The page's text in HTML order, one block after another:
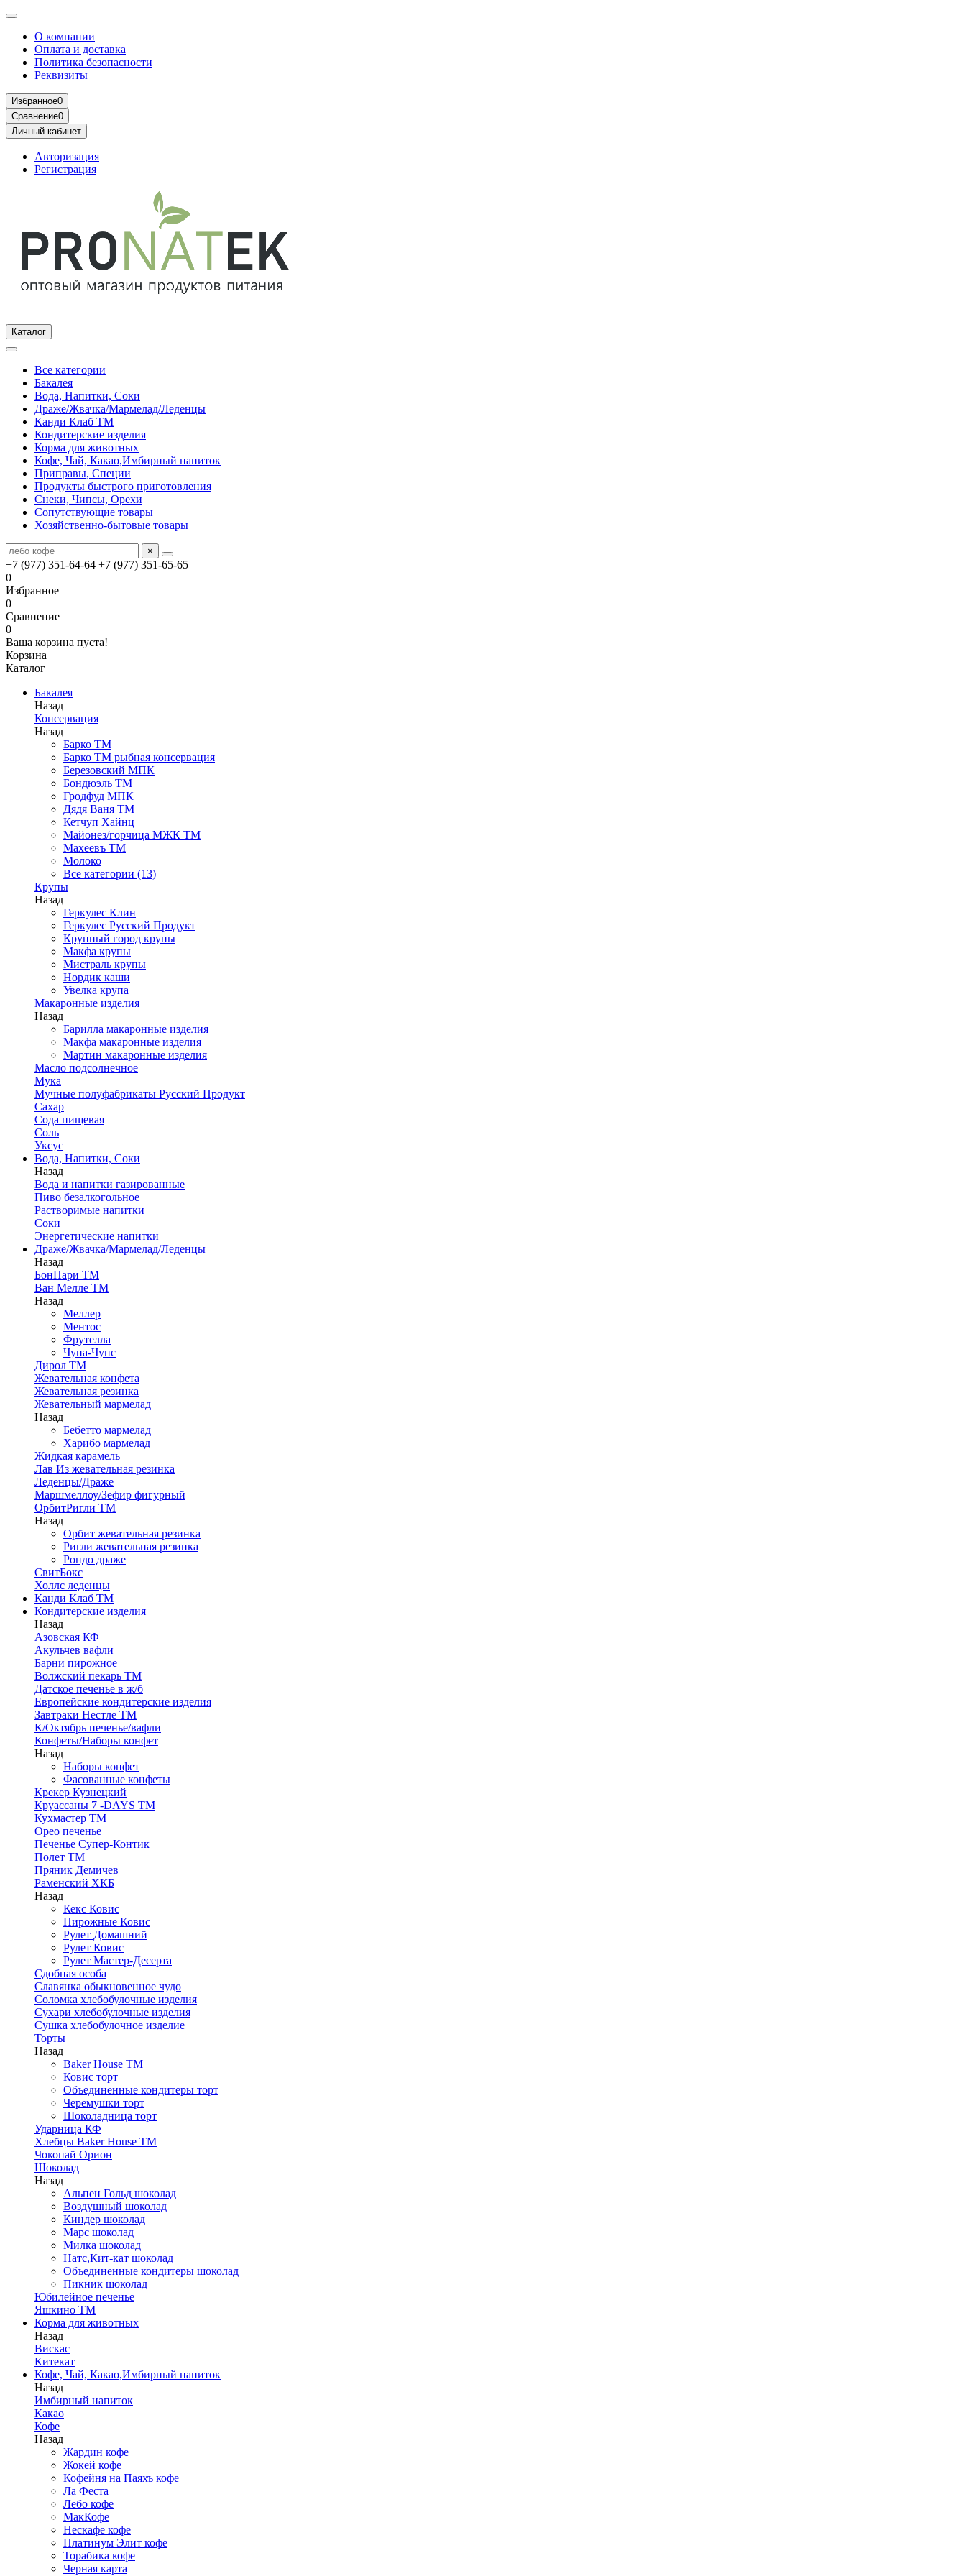
О компании
Оплата и доставка
Политика безопасности
Реквизиты
Избранное0
Сравнение0
Личный кабинет
Авторизация
Регистрация
Каталог
Все категории
Бакалея
Вода, Напитки, Соки
Драже/Жвачка/Мармелад/Леденцы
Канди Клаб ТМ
Кондитерские изделия
Корма для животных
Кофе, Чай, Какао,Имбирный напиток
Приправы, Специи
Продукты быстрого приготовления
Снеки, Чипсы, Орехи
Сопутствующие товары
Хозяйственно-бытовые товары
×
+7 (977) 351-64-64 +7 (977) 351-65-65
0
Избранное
0
Сравнение
0
Ваша корзина пуста!
Корзина
Каталог
Бакалея
Назад
Консервация
Назад
Барко ТМ
Барко ТМ рыбная консервация
Березовский МПК
Бондюэль ТМ
Гродфуд МПК
Дядя Ваня ТМ
Кетчуп Хайнц
Майонез/горчица МЖК ТМ
Махеевъ ТМ
Молоко
Все категории (13)
Крупы
Назад
Геркулес Клин
Геркулес Русский Продукт
Крупный город крупы
Макфа крупы
Мистраль крупы
Нордик каши
Увелка крупа
Макаронные изделия
Назад
Барилла макаронные изделия
Макфа макаронные изделия
Мартин макаронные изделия
Масло подсолнечное
Мука
Мучные полуфабрикаты Русский Продукт
Сахар
Сода пищевая
Соль
Уксус
Вода, Напитки, Соки
Назад
Вода и напитки газированные
Пиво безалкогольное
Растворимые напитки
Соки
Энергетические напитки
Драже/Жвачка/Мармелад/Леденцы
Назад
БонПари ТМ
Ван Мелле ТМ
Назад
Меллер
Ментос
Фрутелла
Чупа-Чупс
Дирол ТМ
Жевательная конфета
Жевательная резинка
Жевательный мармелад
Назад
Бебетто мармелад
Харибо мармелад
Жидкая карамель
Лав Из жевательная резинка
Леденцы/Драже
Маршмеллоу/Зефир фигурный
ОрбитРигли ТМ
Назад
Орбит жевательная резинка
Ригли жевательная резинка
Рондо драже
СвитБокс
Холлс леденцы
Канди Клаб ТМ
Кондитерские изделия
Назад
Азовская КФ
Акульчев вафли
Барни пирожное
Волжский пекарь ТМ
Датское печенье в ж/б
Европейские кондитерские изделия
Завтраки Нестле ТМ
К/Октябрь печенье/вафли
Конфеты/Наборы конфет
Назад
Наборы конфет
Фасованные конфеты
Крекер Кузнецкий
Круассаны 7 -DAYS ТМ
Кухмастер ТМ
Орео печенье
Печенье Супер-Контик
Полет ТМ
Пряник Демичев
Раменский ХКБ
Назад
Кекс Ковис
Пирожные Ковис
Рулет Домашний
Рулет Ковис
Рулет Мастер-Десерта
Сдобная особа
Славянка обыкновенное чудо
Соломка хлебобулочные изделия
Сухари хлебобулочные изделия
Сушка хлебобулочное изделие
Торты
Назад
Baker House ТМ
Ковис торт
Объединенные кондитеры торт
Черемушки торт
Шоколадница торт
Ударница КФ
Хлебцы Baker House ТМ
Чокопай Орион
Шоколад
Назад
Альпен Гольд шоколад
Воздушный шоколад
Киндер шоколад
Марс шоколад
Милка шоколад
Натс,Кит-кат шоколад
Объединенные кондитеры шоколад
Пикник шоколад
Юбилейное печенье
Яшкино ТМ
Корма для животных
Назад
Вискас
Китекат
Кофе, Чай, Какао,Имбирный напиток
Назад
Имбирный напиток
Какао
Кофе
Назад
Жардин кофе
Жокей кофе
Кофейня на Паяхъ кофе
Ла Феста
Лебо кофе
МакКофе
Нескафе кофе
Платинум Элит кофе
Торабика кофе
Черная карта